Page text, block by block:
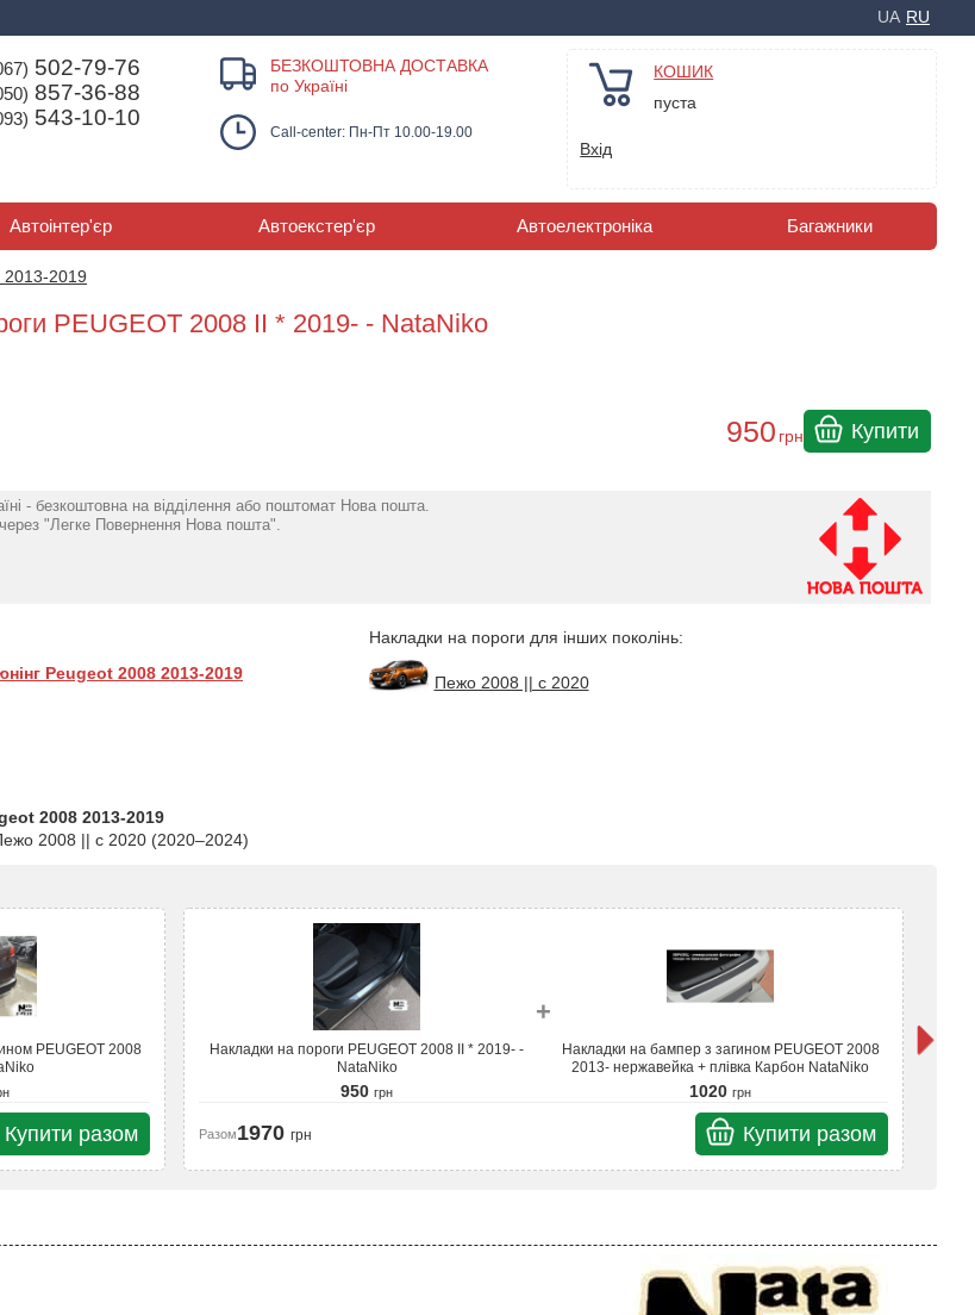
UA RU
502-79-76
857-36-88
543-10-10
БЕЗКОШТОВНА ДОСТАВКА
по Україні
Call-center: Пн-Пт 10.00-19.00
КОШИК
пуста
Вхід
Автоінтер'єр Автоекстер'єр Автоелектроніка Багажники
2013-2019
PEUGEOT 2008 II * 2019- - NataNiko
950 грн Купити
- безкоштовна на відділення або поштомат Нова пошта.
"Легке Повернення Нова пошта".
Peugeot 2008 2013-2019
2008 2013-2019
2008 || с 2020 (2020–2024)
Накладки на пороги для інших поколінь:
Пежо 2008 || с 2020
PEUGEOT 2008
Купити разом
Накладки на пороги PEUGEOT 2008 II * 2019- -
NataNiko
950грн
+
Накладки на бампер з загином PEUGEOT 2008
2013- нержавейка + плівка Карбон NataNiko
1020грн
Разом1970грн Купити разом